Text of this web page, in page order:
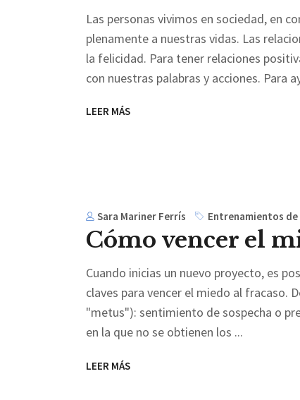
Las personas vivimos en sociedad, en
plenamente a nuestras vidas. Las
la felicidad. Para tener relaciones
con nuestras palabras y acciones. Para
LEER MÁS
Sara Mariner Ferrís Entrenamientos
Cómo vencer el
Cuando inicias un nuevo proyecto, es
claves para vencer el miedo al fracaso.
"metus"): sentimiento de sospecha o
en la que no se obtienen los
LEER MÁS